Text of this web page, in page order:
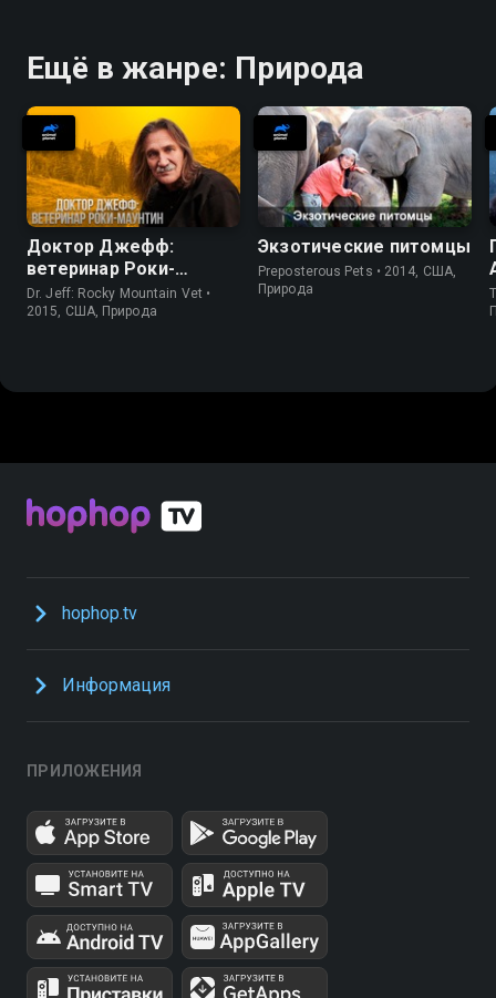
Ещё в жанре: Природа
Доктор Джефф:
ветеринар Роки-
Маунтин
Dr. Jeff: Rocky Mountain Vet •
2015, США, Природа
Экзотические питомцы
Preposterous Pets • 2014, США,
Природа
hophop.tv
Информация
ПРИЛОЖЕНИЯ